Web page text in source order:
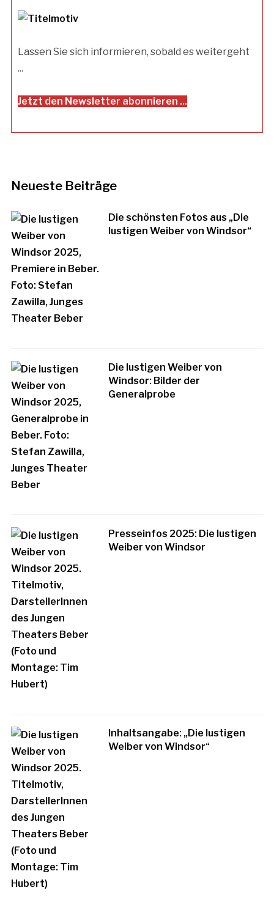
Lassen Sie sich informieren, sobald es weitergeht
...
Jetzt den Newsletter abonnieren ...
Neueste Beiträge
Die schönsten Fotos aus „Die
lustigen Weiber von Windsor“
Die lustigen Weiber von
Windsor: Bilder der
Generalprobe
Presseinfos 2025: Die lustigen
Weiber von Windsor
Inhaltsangabe: „Die lustigen
Weiber von Windsor“